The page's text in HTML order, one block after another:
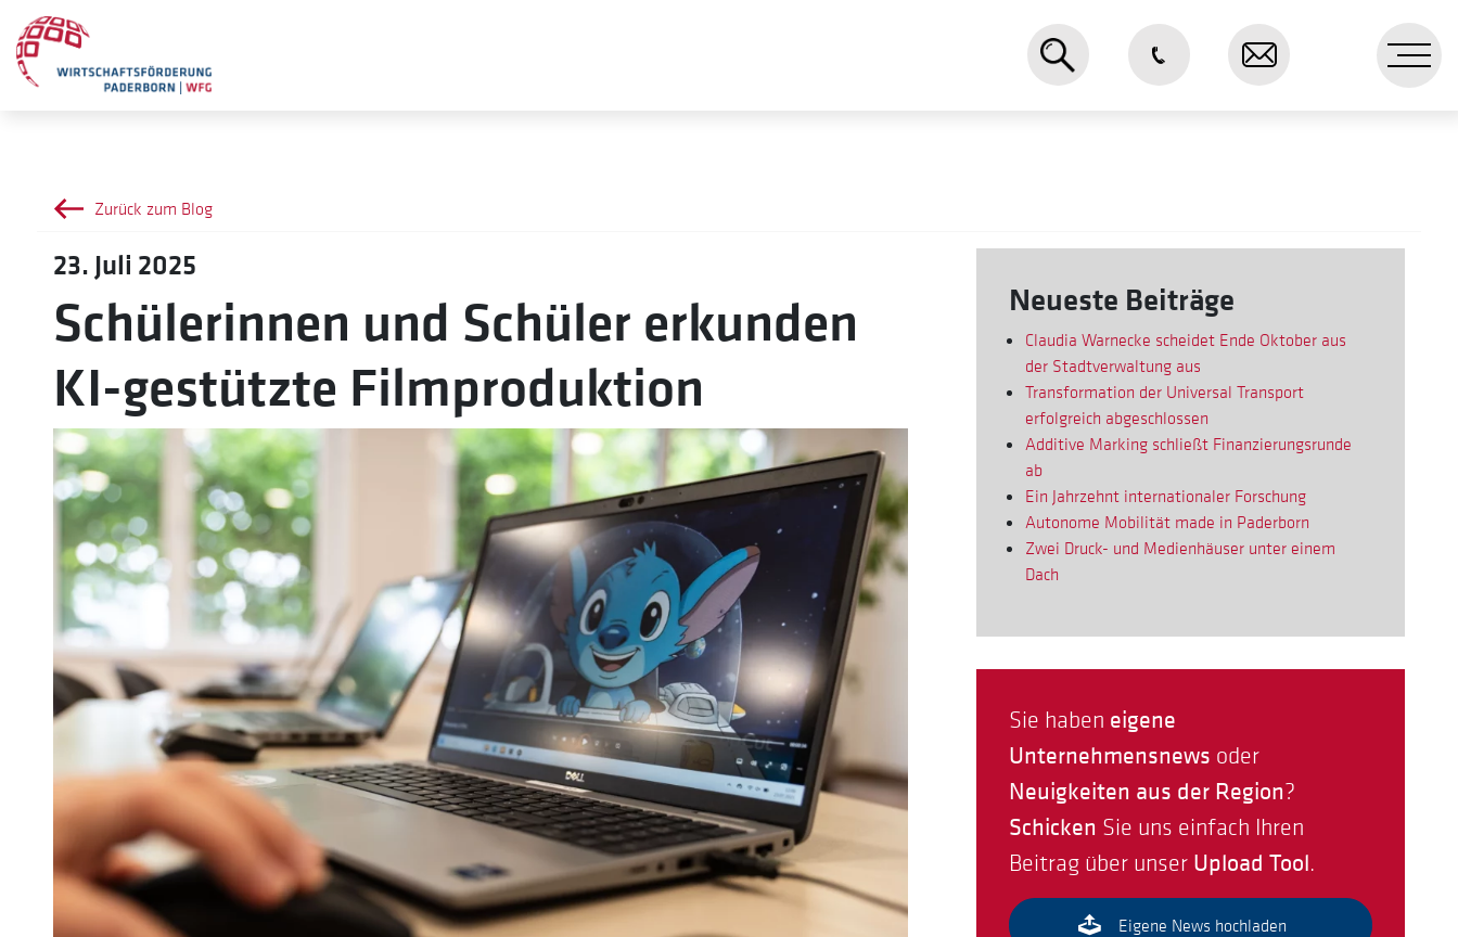
Zurück zum Blog
23. Juli 2025
Schülerinnen und Schüler erkunden
KI-gestützte Filmproduktion
Neueste Beiträge
Claudia Warnecke scheidet Ende Oktober aus
der Stadtverwaltung aus
Transformation der Universal Transport
erfolgreich abgeschlossen
Additive Marking schließt Finanzierungsrunde
ab
Ein Jahrzehnt internationaler Forschung
Autonome Mobilität made in Paderborn
Zwei Druck- und Medienhäuser unter einem
Dach
Sie haben eigene
Unternehmensnews oder
Neuigkeiten aus der Region?
Schicken Sie uns einfach Ihren
Beitrag über unser Upload Tool.
Eigene News hochladen